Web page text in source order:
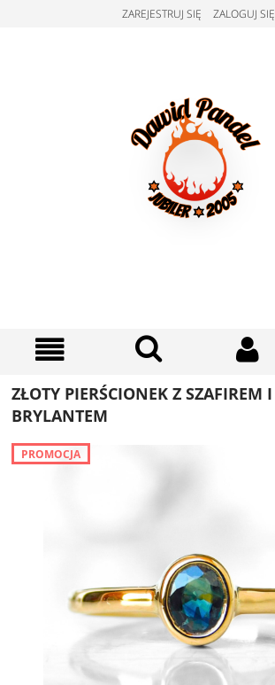
ZAREJESTRUJ SIĘ ZALOGUJ SIĘ
ZŁOTY PIERŚCIONEK Z SZAFIREM I
BRYLANTEM
PROMOCJA